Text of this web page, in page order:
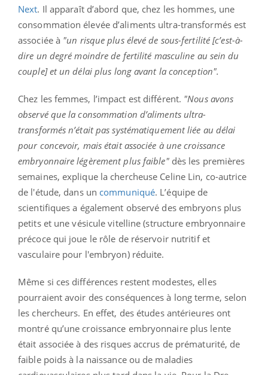
Next. Il apparaît d’abord que, chez les hommes, une
consommation élevée d’aliments ultra-transformés est
associée à "un risque plus élevé de sous-fertilité [c’est-à-
dire un degré moindre de fertilité masculine au sein du
couple] et un délai plus long avant la conception".
Chez les femmes, l’impact est différent. "Nous avons
observé que la consommation d’aliments ultra-
transformés n’était pas systématiquement liée au délai
pour concevoir, mais était associée à une croissance
embryonnaire légèrement plus faible"dès les premières
semaines, explique la chercheuse Celine Lin, co-autrice
de l'étude, dans un communiqué. L’équipe de
scientifiques a également observé des embryons plus
petits et une vésicule vitelline (structure embryonnaire
précoce qui joue le rôle de réservoir nutritif et
vasculaire pour l'embryon) réduite.
Même si ces différences restent modestes, elles
pourraient avoir des conséquences à long terme, selon
les chercheurs. En effet, des études antérieures ont
montré qu’une croissance embryonnaire plus lente
était associée à des risques accrus de prématurité, de
faible poids à la naissance ou de maladies